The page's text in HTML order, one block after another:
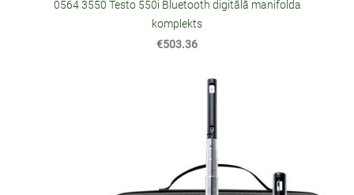
0564 3550 Testo 550i Bluetooth digitālā manifolda
komplekts
€503.36